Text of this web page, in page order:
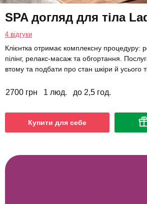
SPA догляд для тіла
4 відгуки
Клієнтка отримає комплексну процедуру:
пілінг, релакс-масаж та обгортання.
втому та подбати про стан шкіри й усього
2700 грн 1 люд. до 2,5 год.
Купити для себе